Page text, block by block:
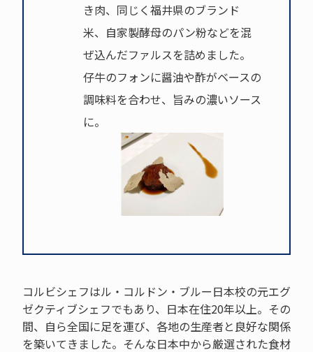
き肉、同じく福井県のブランド
米、自家製酵母のパン粉などを混
ぜ込んだファルスを詰めました。
仔牛のフォンに醤油や酢がベースの
調味料を合わせ、旨みの濃いソース
に。
コルビシェフはル・コルドン・ブルー日本校の元エグ
ゼクティブシェフでもあり、日本在住20年以上。その
間、自ら全国に足を運び、各地の生産者と良好な関係
を築いてきました。そんな日本中から厳選された食材